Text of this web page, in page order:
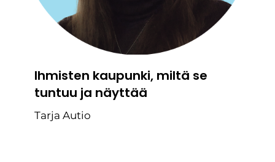
Ihmisten kaupunki, miltä se
tuntuu ja näyttää
Tarja Autio